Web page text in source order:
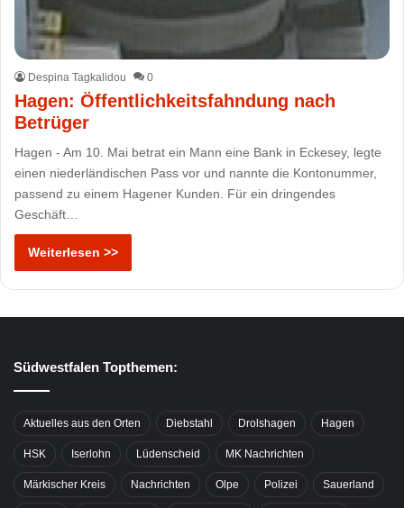
Despina Tagkalidou 0
Hagen: Öffentlichkeitsfahndung nach
Betrüger
Hagen - Am 10. Mai betrat ein Mann eine Bank in Eckesey, legte
einen niederländischen Pass vor und nannte die Kontonummer,
passend zu einem Hagener Kunden. Für ein dringendes
Geschäft…
Weiterlesen >>
Südwestfalen Topthemen:
Aktuelles aus den Orten Diebstahl Drolshagen Hagen
HSK Iserlohn Lüdenscheid MK Nachrichten
Märkischer Kreis Nachrichten Olpe Polizei Sauerland